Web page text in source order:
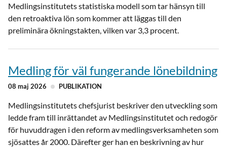
Medlingsinstitutets statistiska modell som tar hänsyn till
den retroaktiva lön som kommer att läggas till den
preliminära ökningstakten, vilken var 3,3 procent.
Medling för väl fungerande lönebildning
08 maj 2026 PUBLIKATION
Medlingsinstitutets chefsjurist beskriver den utveckling som
ledde fram till inrättandet av Medlingsinstitutet och redogör
för huvuddragen i den reform av medlingsverksamheten som
sjösattes år 2000. Därefter ger han en beskrivning av hur